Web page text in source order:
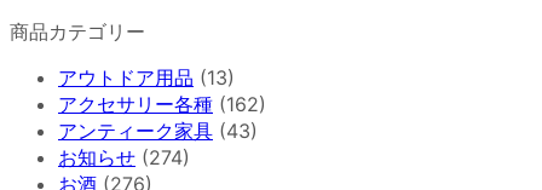
商品カテゴリー
アウトドア用品 (13)
アクセサリー各種 (162)
アンティーク家具 (43)
お知らせ (274)
お酒 (276)